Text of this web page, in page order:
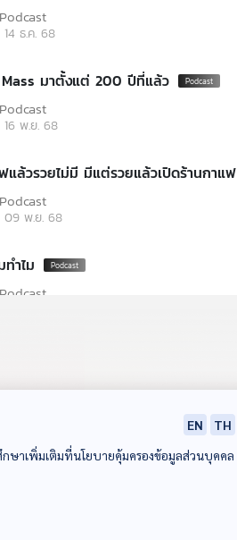
14 ธ.ค. 68
มาตั้งแต่ 200 ปีที่แล้ว
16 พ.ย. 68
แล้วรวยไม่มี มีแต่รวยแล้วเปิดร้านกาแฟ
09 พ.ย. 68
ำไม
EN
TH
กษาเพิ่มเติมที่นโยบายคุ้มครองข้อมูลส่วนบุคคล